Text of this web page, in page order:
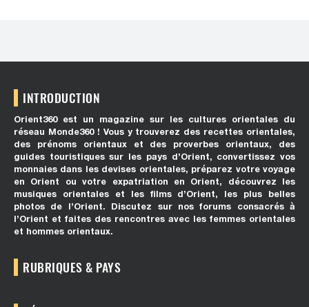
INTRODUCTION
Orient360 est un magazine sur les cultures orientales du
réseau Monde360 ! Vous y trouverez des recettes orientales,
des prénoms orientaux et des proverbes orientaux, des
guides touristiques sur les pays d’Orient, convertissez vos
monnaies dans les devises orientales, préparez votre voyage
en Orient ou votre expatriation en Orient, découvrez les
musiques orientales et les films d’Orient, les plus belles
photos de l’Orient. Discutez sur nos forums consacrés à
l’Orient et faites des rencontres avec les femmes orientales
et hommes orientaux.
RUBRIQUES & PAYS